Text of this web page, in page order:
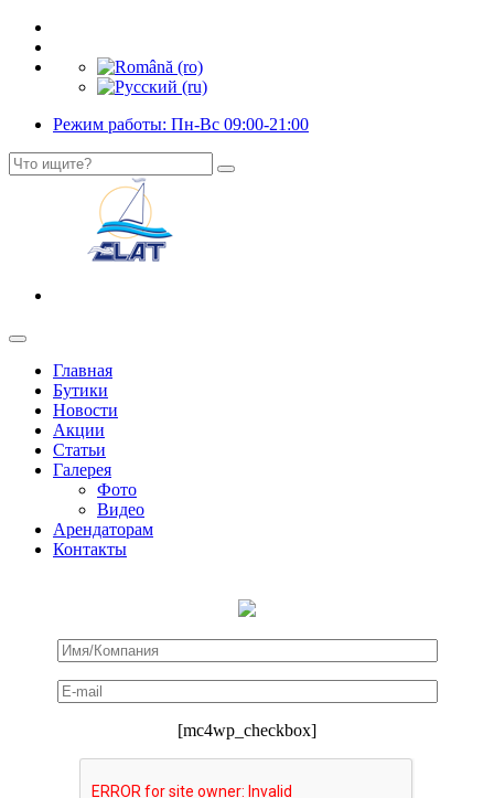
Режим работы: Пн-Вс 09:00-21:00
Главная
Бутики
Новости
Акции
Статьи
Галерея
Фото
Видео
Арендаторам
Контакты
[mc4wp_checkbox]